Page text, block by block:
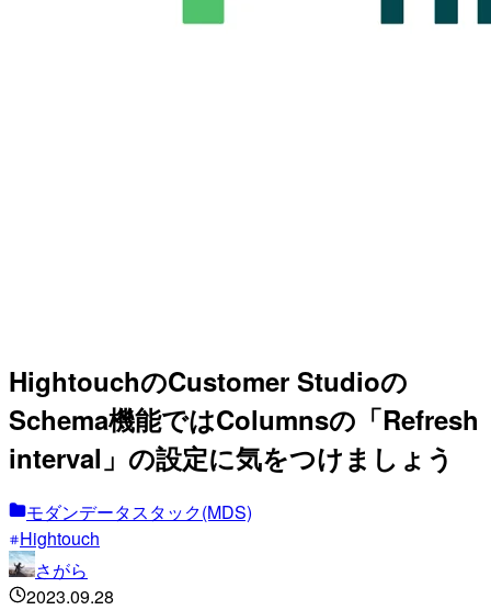
HightouchのCustomer Studioの
Schema機能ではColumnsの「Refresh
interval」の設定に気をつけましょう
モダンデータスタック(MDS)
Hightouch
さがら
2023.09.28